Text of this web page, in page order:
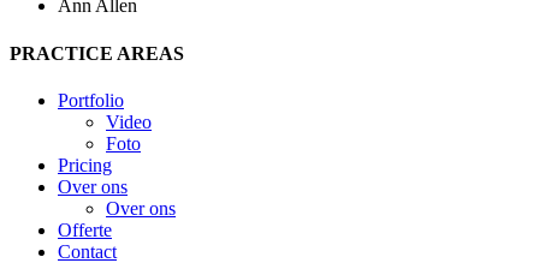
Ann Allen
PRACTICE AREAS
Portfolio
Video
Foto
Pricing
Over ons
Over ons
Offerte
Contact